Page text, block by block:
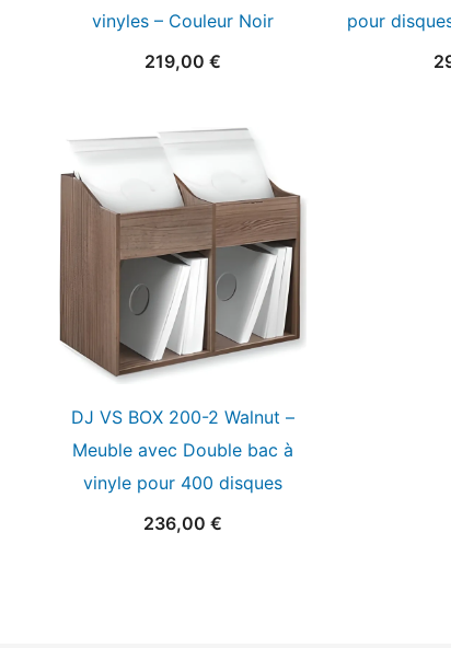
vinyles – Couleur Noir
219,00 €
pour
DJ VS BOX 200-2 Walnut –
Meuble avec Double bac à
vinyle pour 400 disques
236,00 €